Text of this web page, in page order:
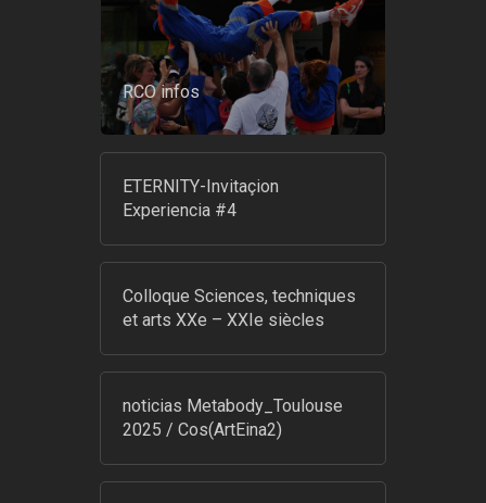
RCO infos
ETERNITY-Invitaçion
Experiencia #4
Colloque Sciences, techniques
et arts XXe – XXIe siècles
noticias Metabody_Toulouse
2025 / Cos(ArtEina2)